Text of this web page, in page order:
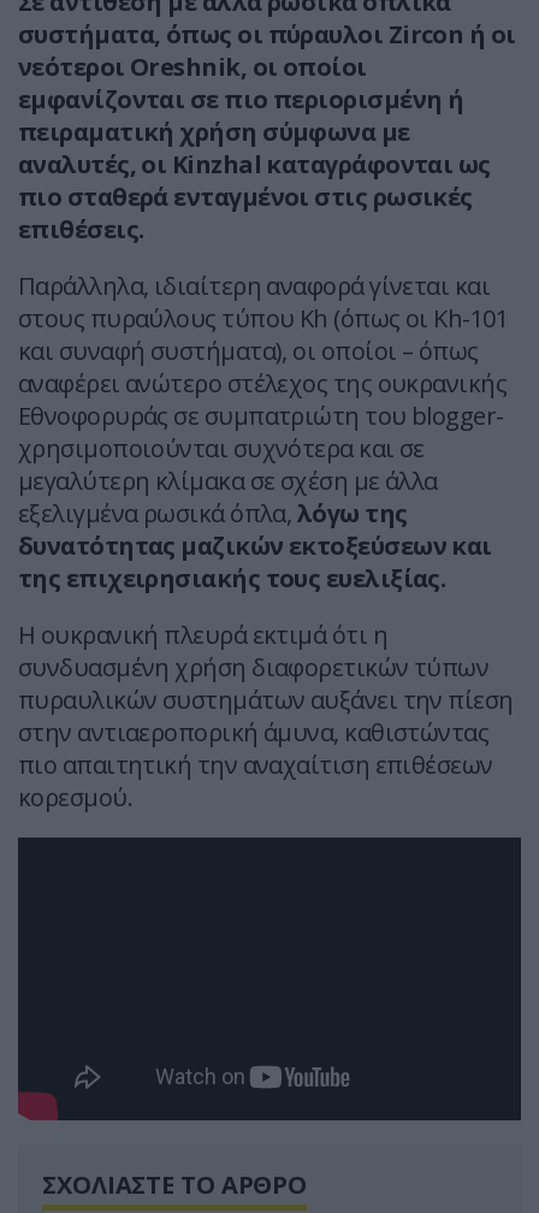
συστήματα, όπως οι πύραυλοι Zircon ή οι
νεότεροι Oreshnik, οι οποίοι
εμφανίζονται σε πιο περιορισμένη ή
πειραματική χρήση σύμφωνα με
αναλυτές, οι Kinzhal καταγράφονται ως
πιο σταθερά ενταγμένοι στις ρωσικές
επιθέσεις.
Παράλληλα, ιδιαίτερη αναφορά γίνεται και
στους πυραύλους τύπου Kh (όπως οι Kh-101
και συναφή συστήματα), οι οποίοι – όπως
αναφέρει ανώτερο στέλεχος της ουκρανικής
Εθνοφορυράς σε συμπατριώτη του blogger-
χρησιμοποιούνται συχνότερα και σε
μεγαλύτερη κλίμακα σε σχέση με άλλα
εξελιγμένα ρωσικά όπλα,λόγω της
δυνατότητας μαζικών εκτοξεύσεων και
της επιχειρησιακής τους ευελιξίας.
Η ουκρανική πλευρά εκτιμά ότι η
συνδυασμένη χρήση διαφορετικών τύπων
πυραυλικών συστημάτων αυξάνει την πίεση
στην αντιαεροπορική άμυνα, καθιστώντας
πιο απαιτητική την αναχαίτιση επιθέσεων
κορεσμού.
ΣΧΟΛΙΑΣΤΕ ΤΟ ΑΡΘΡΟ